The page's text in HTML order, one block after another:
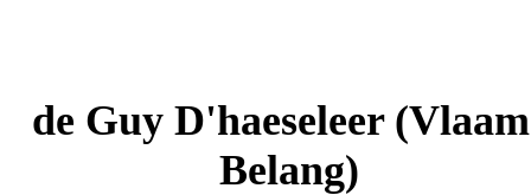
de Guy D'haeseleer
Belang)